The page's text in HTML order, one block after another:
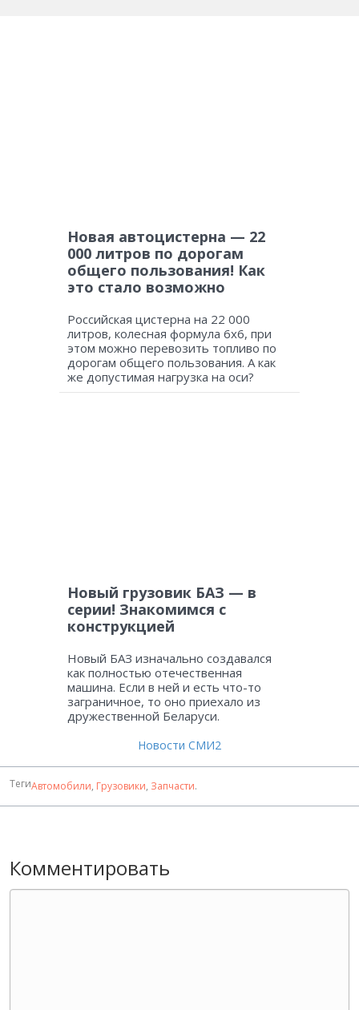
Новая автоцистерна — 22
000 литров по дорогам
общего пользования! Как
это стало возможно
Российская цистерна на 22 000
литров, колесная формула 6х6, при
этом можно перевозить топливо по
дорогам общего пользования. А как
же допустимая нагрузка на оси?
Новый грузовик БАЗ — в
серии! Знакомимся с
конструкцией
Новый БАЗ изначально создавался
как полностью отечественная
машина. Если в ней и есть что-то
заграничное, то оно приехало из
дружественной Беларуси.
Новости СМИ2
ТегиАвтомобили, Грузовики, Запчасти.
Комментировать